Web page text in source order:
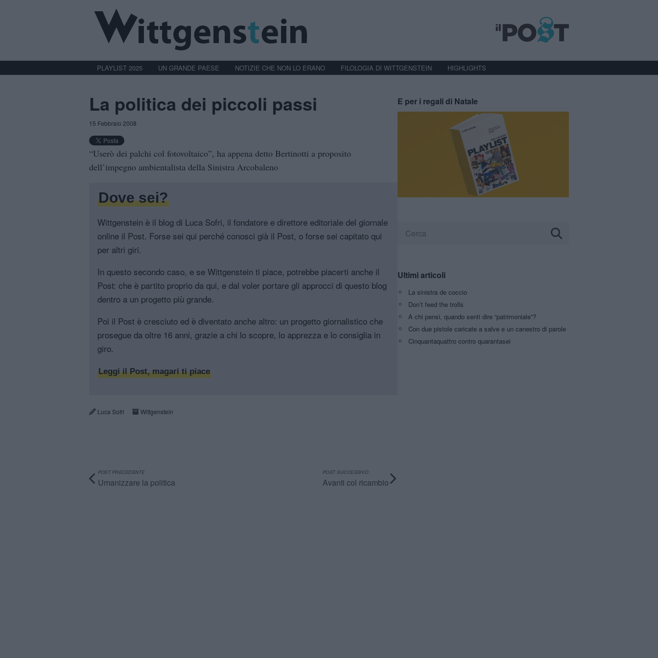
PLAYLIST 2025 UN GRANDE PAESE NOTIZIE CHE NON LO ERANO FILOLOGIA DI WITTGENSTEIN HIGHLIGHTS
La politica dei piccoli passi
15 Febbraio 2008
“Userò dei palchi col fotovoltaico”, ha appena detto Bertinotti a proposito
dell’impegno ambientalista della Sinistra Arcobaleno
Dove sei?
Wittgenstein è il blog di Luca Sofri, il fondatore e direttore editoriale del giornale
online il Post. Forse sei qui perché conosci già il Post, o forse sei capitato qui
per altri giri.
In questo secondo caso, e se Wittgenstein ti piace, potrebbe piacerti anche il
Post: che è partito proprio da qui, e dal voler portare gli approcci di questo blog
dentro a un progetto più grande.
Poi il Post è cresciuto ed è diventato anche altro: un progetto giornalistico che
prosegue da oltre 16 anni, grazie a chi lo scopre, lo apprezza e lo consiglia in
giro.
Leggi il Post, magari ti piace
Luca Sofri Wittgenstein
POST PRECEDENTE
Umanizzare la politica
POST SUCCESSIVO
Avanti col ricambio
E per i regali di Natale
Ultimi articoli
La sinistra de coccio
Don’t feed the trolls
A chi pensi, quando senti dire “patrimoniale”?
Con due pistole caricate a salve e un canestro di parole
Cinquantaquattro contro quarantasei